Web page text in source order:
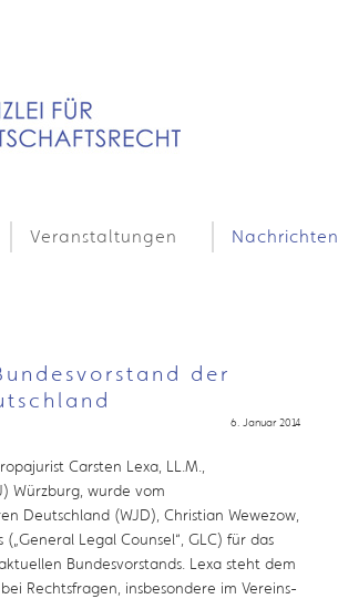
Veranstaltungen Nachrichten
der
6. Januar 2014
Carsten Lexa, LL.M.,
Würzburg, wurde vom
Deutschland (WJD), Christian Wewezow,
Legal Counsel“, GLC) für das
Bundesvorstands. Lexa steht dem
Rechtsfragen, insbesondere im Vereins-